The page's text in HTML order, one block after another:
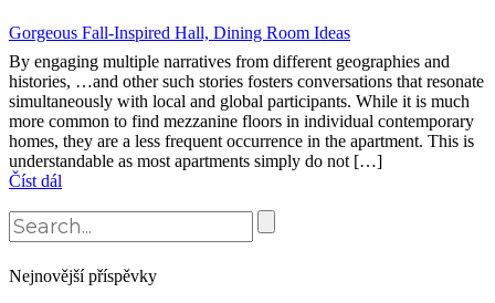
Gorgeous Fall-Inspired Hall, Dining Room Ideas
By engaging multiple narratives from different geographies and
histories, …and other such stories fosters conversations that resonate
simultaneously with local and global participants. While it is much
more common to find mezzanine floors in individual contemporary
homes, they are a less frequent occurrence in the apartment. This is
understandable as most apartments simply do not […]
Číst dál
Nejnovější příspěvky